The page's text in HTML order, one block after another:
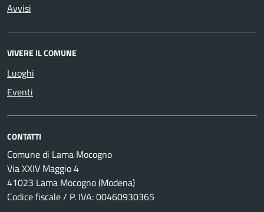
Avvisi
VIVERE IL COMUNE
Luoghi
Eventi
CONTATTI
Comune di Lama Mocogno
Via XXIV Maggio 4
41023 Lama Mocogno (Modena)
Codice fiscale / P. IVA: 00460930365